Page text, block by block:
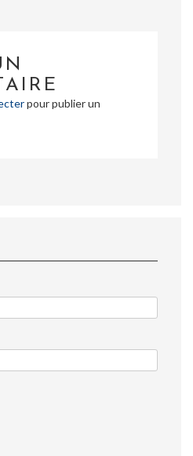
pour publier un